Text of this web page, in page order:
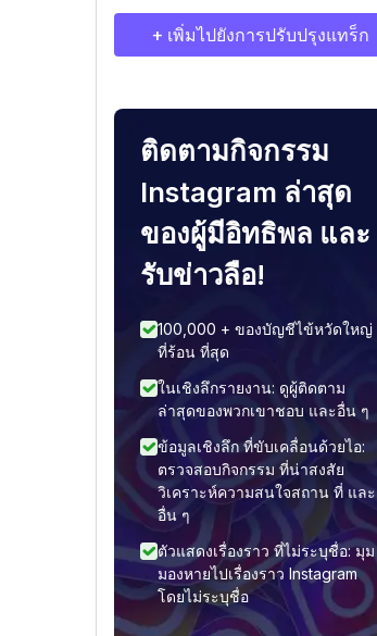
+ เพิ่มไปยังการปรับปรุงแทร็ก
ติดตามกิจกรรม
Instagram ล่าสุด
ของผู้มีอิทธิพล และ
รับข่าวลือ!
100,000 + ของบัญชีไข้หวัดใหญ่
ที่ร้อน ที่สุด
ในเชิงลึกรายงาน: ดูผู้ติดตาม
ล่าสุดของพวกเขาชอบ และอื่น ๆ
ข้อมูลเชิงลึก ที่ขับเคลื่อนด้วยไอ:
ตรวจสอบกิจกรรม ที่น่าสงสัย
วิเคราะห์ความสนใจสถาน ที่ และ
อื่น ๆ
ตัวแสดงเรื่องราว ที่ไม่ระบุชื่อ: มุม
มองหายไปเรื่องราว Instagram
โดยไม่ระบุชื่อ